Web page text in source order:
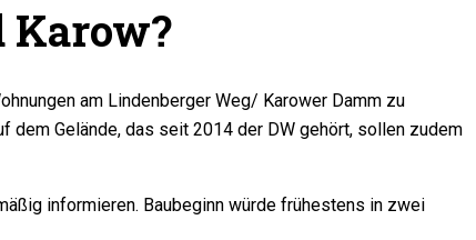
Karow?
am Lindenberger Weg/ Karower Damm zu
Gelände, das seit 2014 der DW gehört, sollen zudem
informieren. Baubeginn würde frühestens in zwei